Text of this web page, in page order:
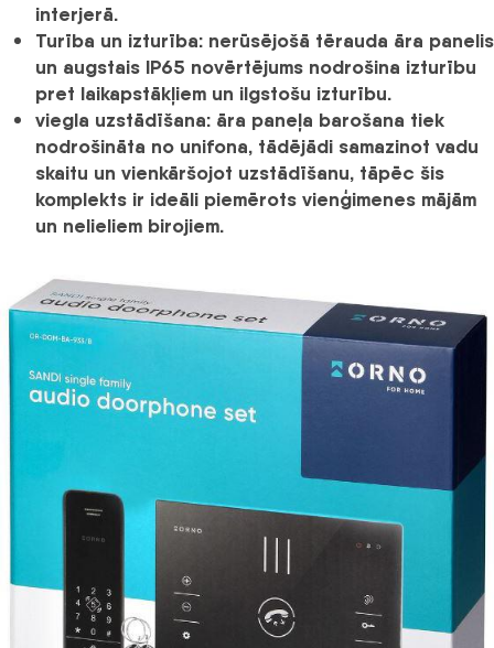
interjerā.
Turība un izturība: nerūsējošā tērauda āra panelis
un augstais IP65 novērtējums nodrošina izturību
pret laikapstākļiem un ilgstošu izturību.
viegla uzstādīšana: āra paneļa barošana tiek
nodrošināta no unifona, tādējādi samazinot vadu
skaitu un vienkāršojot uzstādīšanu, tāpēc šis
komplekts ir ideāli piemērots vienģimenes mājām
un nelieliem birojiem.